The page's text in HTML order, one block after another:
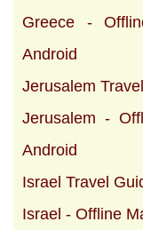
Greece -
Android
Jerusalem
Jerusalem -
Android
Israel Travel
Israel - Offline